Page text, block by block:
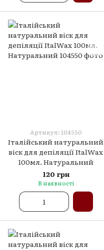
Артикул: 104550
Італійський натуральний
віск для депіляції ItalWax
100мл. Натуральний
120 грн
В наявності